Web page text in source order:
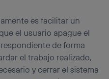
es facilitar un
el usuario apague el
de forma
el trabajo realizado,
y cerrar el sistema